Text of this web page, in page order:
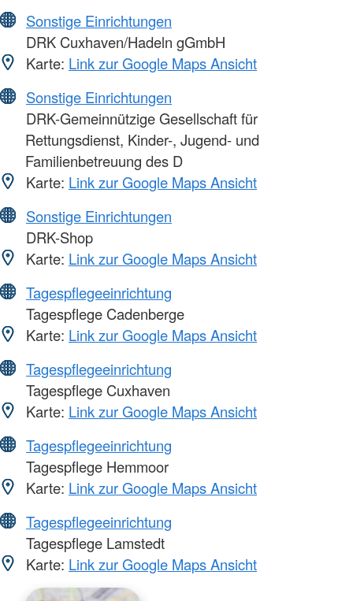
Sonstige Einrichtungen
DRK Cuxhaven/Hadeln gGmbH
Karte: Link zur Google Maps Ansicht
Sonstige Einrichtungen
DRK-Gemeinnützige Gesellschaft für
Rettungsdienst, Kinder-, Jugend- und
Familienbetreuung des D
Karte: Link zur Google Maps Ansicht
Sonstige Einrichtungen
DRK-Shop
Karte: Link zur Google Maps Ansicht
Tagespflegeeinrichtung
Tagespflege Cadenberge
Karte: Link zur Google Maps Ansicht
Tagespflegeeinrichtung
Tagespflege Cuxhaven
Karte: Link zur Google Maps Ansicht
Tagespflegeeinrichtung
Tagespflege Hemmoor
Karte: Link zur Google Maps Ansicht
Tagespflegeeinrichtung
Tagespflege Lamstedt
Karte: Link zur Google Maps Ansicht